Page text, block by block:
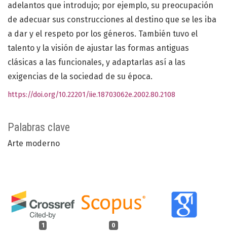
Palabras clave
Arte moderno
1 0
adelantos que introdujo; por ejemplo, su preocupación
de adecuar sus construcciones al destino que se les iba
a dar y el respeto por los géneros. También tuvo el
talento y la visión de ajustar las formas antiguas
clásicas a las funcionales, y adaptarlas así a las
exigencias de la sociedad de su época.
https://doi.org/10.22201/iie.18703062e.2002.80.2108